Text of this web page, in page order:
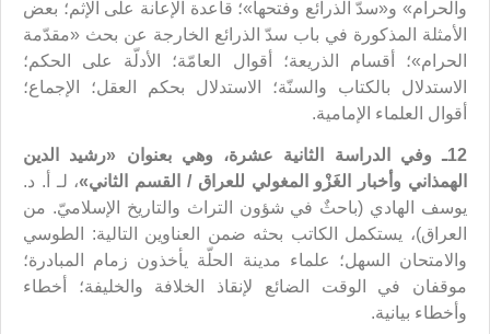
والحرام» و«سدّ الذرائع وفتحها»؛ قاعدة الإعانة على الإثم؛ بعض
الأمثلة المذكورة في باب سدّ الذرائع الخارجة عن بحث «مقدّمة
الحرام»؛ أقسام الذريعة؛ أقوال العامّة؛ الأدلّة على الحكم؛
الاستدلال بالكتاب والسنّة؛ الاستدلال بحكم العقل؛ الإجماع؛
أقوال العلماء الإمامية.
12ـ وفي الدراسة الثانية عشرة، وهي بعنوان «
رشيد الدين
الهمذاني وأخبار الغَزْو المغولي للعراق / القسم الثاني»، لـ أ. د.
يوسف الهادي (باحثٌ في شؤون التراث والتاريخ الإسلاميّ. من
العراق)، يستكمل الكاتب بحثه ضمن العناوين التالية: الطوسي
والامتحان السهل؛ علماء مدينة الحلّة يأخذون زمام المبادرة؛
موقفان في الوقت الضائع لإنقاذ الخلافة والخليفة؛ أخطاء
وأخطاء بيانية.